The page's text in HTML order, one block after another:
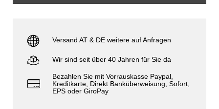
Versand AT & DE weitere auf Anfragen
Wir sind seit über 40 Jahren für Sie da
Bezahlen Sie mit Vorrauskasse Paypal,
Kreditkarte, Direkt Banküberweisung, Sofort,
EPS oder GiroPay